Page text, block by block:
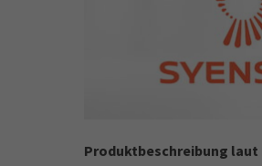
Produktbeschreibung